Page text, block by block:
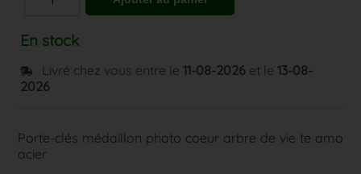
En stock
Livré chez vous entre le11-08-2026 et le13-08-
2026
Porte-clés médaillon photo coeur arbre de vie te amo
acier